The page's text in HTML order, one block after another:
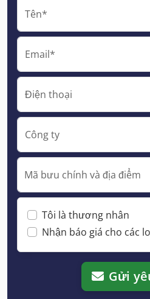
Tên*
Email*
Điện thoại
Công ty
Mã bưu chính và địa điểm
Tôi là thương nhân
Nhận báo giá cho các
Gửi